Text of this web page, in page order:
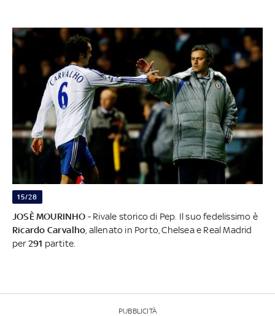
15/28
JOSÈ MOURINHO - Rivale storico di Pep. Il suo fedelissimo è
Ricardo Carvalho , allenato in Porto, Chelsea e Real Madrid
per291 partite.
PUBBLICITÀ